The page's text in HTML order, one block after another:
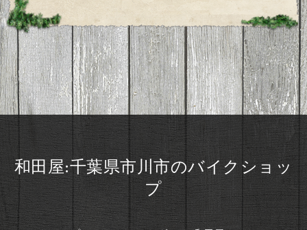
和田屋:千葉県市川市のバイクショッ
プ